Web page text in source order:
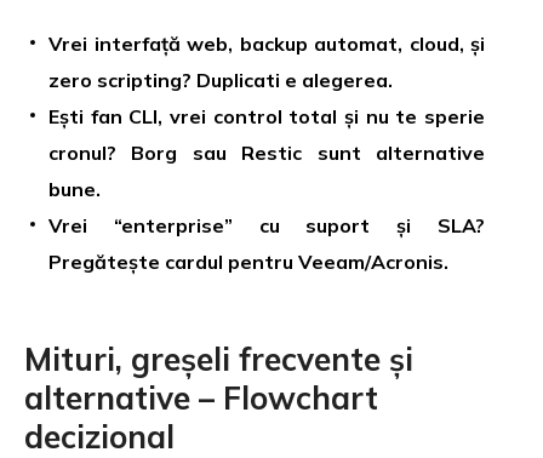
Vrei interfață web, backup automat, cloud, și
zero scripting? Duplicati e alegerea.
Ești fan CLI, vrei control total și nu te sperie
cronul? Borg sau Restic sunt alternative
bune.
Vrei “enterprise” cu suport și SLA?
Pregătește cardul pentru Veeam/Acronis.
Mituri, greșeli frecvente și
alternative – Flowchart
decizional